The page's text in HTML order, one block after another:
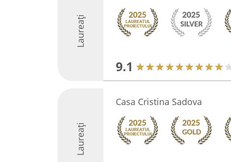
Laureați
9.1
Laureați
Casa Cristina Sadova